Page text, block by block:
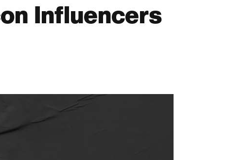
Influencers